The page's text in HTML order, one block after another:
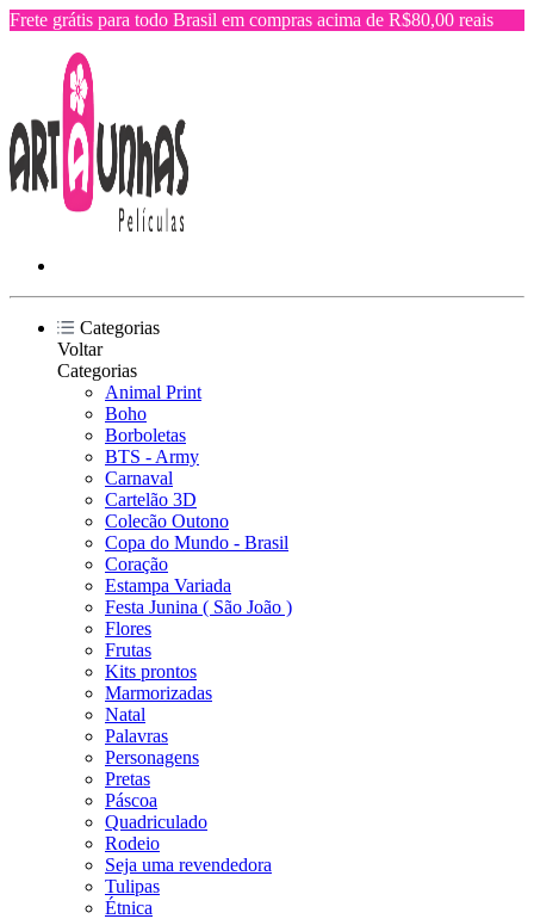
Frete grátis para todo Brasil em compras acima de R$80,00 reais
Categorias
Voltar
Categorias
Animal Print
Boho
Borboletas
BTS - Army
Carnaval
Cartelão 3D
Colecão Outono
Copa do Mundo - Brasil
Coração
Estampa Variada
Festa Junina ( São João )
Flores
Frutas
Kits prontos
Marmorizadas
Natal
Palavras
Personagens
Pretas
Páscoa
Quadriculado
Rodeio
Seja uma revendedora
Tulipas
Étnica